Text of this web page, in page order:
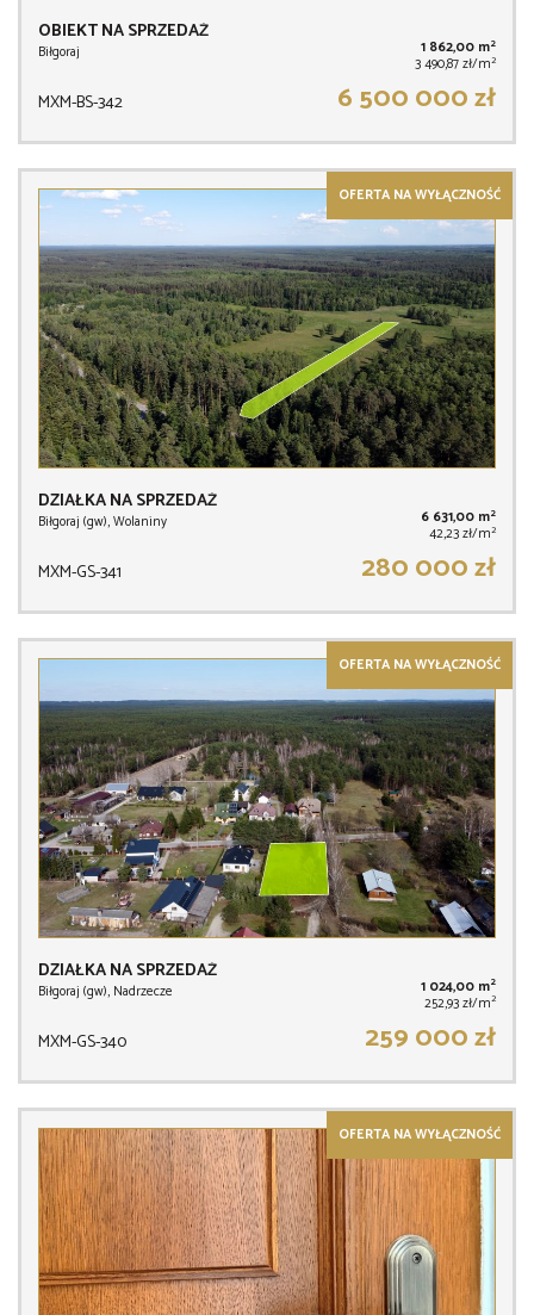
OBIEKT NA SPRZEDAŻ
Biłgoraj 1 862,00 m2
3 490,87 zł/m2
MXM-BS-342 6 500 000 zł
OFERTA NA WYŁĄCZNOŚĆ
DZIAŁKA NA SPRZEDAŻ
Biłgoraj (gw), Wolaniny 6 631,00 m2
42,23 zł/m2
MXM-GS-341 280 000 zł
OFERTA NA WYŁĄCZNOŚĆ
DZIAŁKA NA SPRZEDAŻ
Biłgoraj (gw), Nadrzecze 1 024,00 m2
252,93 zł/m2
MXM-GS-340 259 000 zł
OFERTA NA WYŁĄCZNOŚĆ